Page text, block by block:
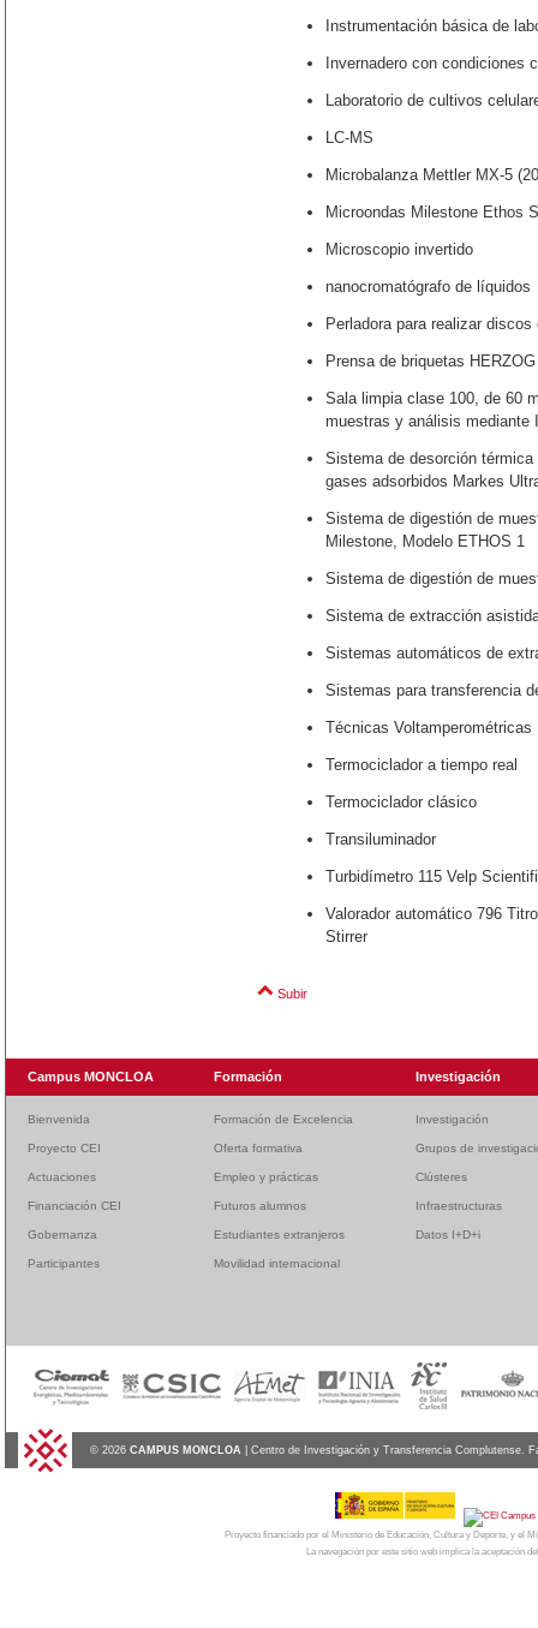
Instrumentación básica de
Invernadero con condiciones
Laboratorio de cultivos
LC-MS
Microbalanza Mettler MX-5
Microondas Milestone Ethos
Microscopio invertido
nanocromatógrafo de líquidos
Perladora para realizar
Prensa de briquetas
Sala limpia clase 100, de 60
muestras y análisis mediante
Sistema de desorción
gases adsorbidos Markes
Sistema de digestión de
Milestone, Modelo ETHOS 1
Sistema de digestión de
Sistema de extracción
Sistemas automáticos de
Sistemas para transferencia
Técnicas Voltamperométricas
Termociclador a tiempo real
Termociclador clásico
Transiluminador
Turbidímetro 115 Velp
Valorador automático 796
Stirrer
Subir
Campus MONCLOA Formación Investigación
Bienvenida Formación de Excelencia Investigación
Proyecto CEI Oferta formativa Grupos de
Actuaciones Empleo y prácticas Clústeres
Financiación CEI Futuros alumnos Infraestructuras
Gobernanza Estudiantes extranjeros Datos I+D+i
Participantes Movilidad internacional
© 2026 CAMPUS MONCLOA | Centro de Investigación y Transferencia Complutense.
Proyecto financiado por el Ministerio de Educación, Cultura y Deporte, y el
La navegación por este sitio web implica la aceptación